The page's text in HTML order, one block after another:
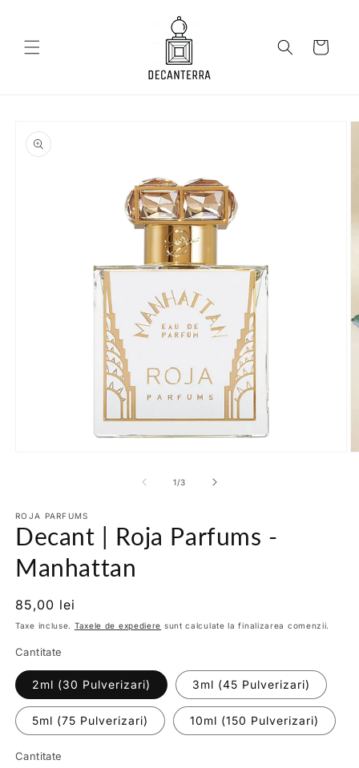
Coș
despre
produs
o
fereastră
modală
1/din
3
ROJA PARFUMS
Decant | Roja Parfums -
Manhattan
Preț
obișnuit
85,00 lei
Taxe incluse. Taxele de expediere sunt calculate la finalizarea comenzii.
Cantitate
2ml (30 Pulverizari) 3ml (45 Pulverizari)
5ml (75 Pulverizari) 10ml (150 Pulverizari)
Cantitate